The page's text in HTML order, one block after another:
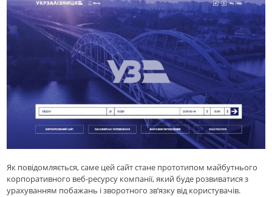
Як повідомляється, саме цей сайт стане прототипом майбутнього
корпоративного веб-ресурсу компанії, який буде розвиватися з
урахуванням побажань і зворотного зв’язку від користувачів.